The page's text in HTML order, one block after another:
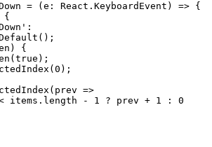
= ( e : React . KeyboardEvent ) => {
{
:
();
{
( true );
( 0 );
( prev =>
items. length - 1 ? prev + 1 :
0